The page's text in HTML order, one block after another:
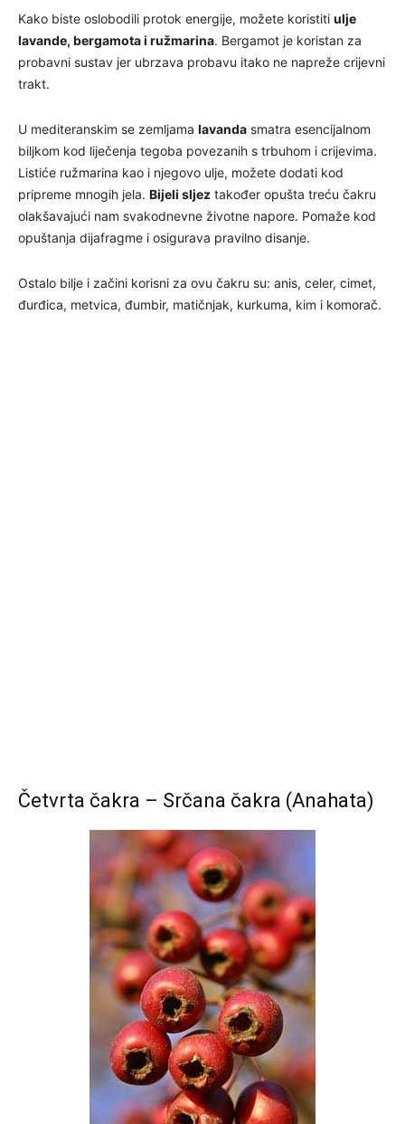
Kako biste oslobodili protok energije, možete koristiti ulje
lavande, bergamota i ružmarina. Bergamot je koristan za
probavni sustav jer ubrzava probavu itako ne napreže crijevni
trakt.
U mediteranskim se zemljama lavanda smatra esencijalnom
biljkom kod liječenja tegoba povezanih s trbuhom i crijevima.
Listiće ružmarina kao i njegovo ulje, možete dodati kod
pripreme mnogih jela. Bijeli sljez također opušta treću čakru
olakšavajući nam svakodnevne životne napore. Pomaže kod
opuštanja dijafragme i osigurava pravilno disanje.
Ostalo bilje i začini korisni za ovu čakru su: anis, celer, cimet,
đurđica, metvica, đumbir, matičnjak, kurkuma, kim i komorač.
Četvrta čakra – Srčana čakra (Anahata)